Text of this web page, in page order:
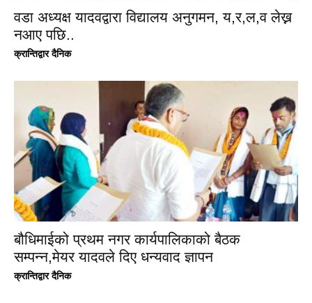
वडा अध्यक्ष यादवद्वारा विद्यालय अनुगमन, य,र,ल,व लेख्न
नआए पछि..
क्रान्तिद्वार दैनिक
बौधिमाईको प्रथम नगर कार्यपालिकाको बैठक
सम्पन्न,मेयर यादवले दिए धन्यवाद ज्ञापन
क्रान्तिद्वार दैनिक